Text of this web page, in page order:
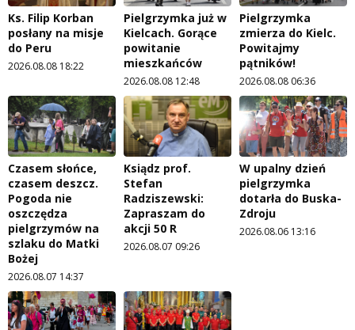
Ks. Filip Korban
posłany na misje
do Peru
2026.08.08 18:22
Pielgrzymka już w
Kielcach. Gorące
powitanie
mieszkańców
2026.08.08 12:48
Pielgrzymka
zmierza do Kielc.
Powitajmy
pątników!
2026.08.08 06:36
Czasem słońce,
czasem deszcz.
Pogoda nie
oszczędza
pielgrzymów na
szlaku do Matki
Bożej
2026.08.07 14:37
Ksiądz prof.
Stefan
Radziszewski:
Zapraszam do
akcji 50 R
2026.08.07 09:26
W upalny dzień
pielgrzymka
dotarła do Buska-
Zdroju
2026.08.06 13:16